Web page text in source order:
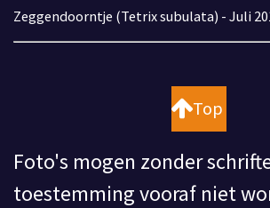
Zeggendoorntje (Tetrix subulata) - Juli
Top
Foto's mogen zonder
toestemming vooraf niet